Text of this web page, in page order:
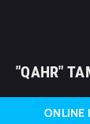
"QAHR"
ONLINE